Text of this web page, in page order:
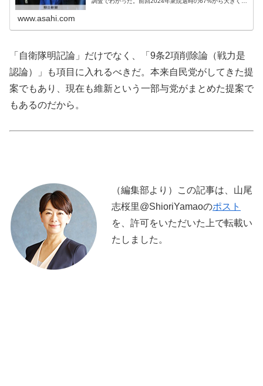
www.asahi.com
「自衛隊明記論」だけでなく、「9条2項削除論（戦力是
認論）」も項目に入れるべきだ。本来自民党がしてきた提
案でもあり、現在も維新という一部与党がまとめた提案で
もあるのだから。
（編集部より）この記事は、山尾
志桜里@ShioriYamaoのポスト
を、許可をいただいた上で転載い
たしました。